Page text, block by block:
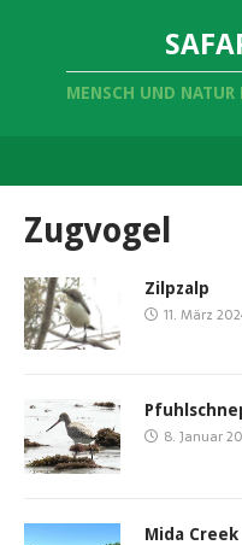
MENSCH UND
Zugvogel
Zilpzalp
11. März
8. Januar
Mida Creek